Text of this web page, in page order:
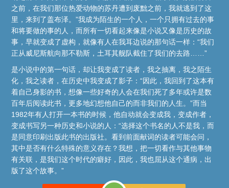
之前，在我们那位热爱动物的苏丹遭到废黜之前，我就逃到了这
里，来到了盖布泽。”我成为陌生的一个人，一个只拥有过去的事
和将要做的事的人，而所有一切看起来像是小说又像是历史的故
事，早就变成了虚构，就像有人在我耳边说的那句话一样：“我们
正从威尼斯航向那不勒斯，土耳其舰队截住了我们的去路……”
是小说中的第一句话，却让我变成了读者，我之抽离，我之陌生
化，我之读者，在历史中我变成了影子：“因此，我回到了这本有
着自己身影的书，想像一些好奇的人会在我们死了多年或许是数
百年后阅读此书，更多地幻想他自己的而非我们的人生。”而当
1982年有人打开一本书的时候，他自动就会变成我，变成作者，
变成书写另一种历史和小说的人：“选择这个书名的人不是我，而
是同意印刷出版此书的出版社。看到前面献词的读者可能会问，
其中是否有什么特殊的意义存在？我想，把一切看作与其他事物
有关联，是我们这个时代的癖好，因此，我也屈从这个通病，出
版了这个故事。”